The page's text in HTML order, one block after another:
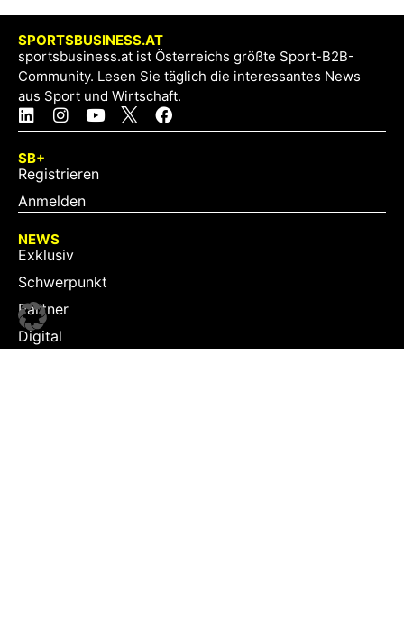
SPORTSBUSINESS.AT
sportsbusiness.at ist Österreichs größte Sport-B2B-
Community. Lesen Sie täglich die interessantes News
aus Sport und Wirtschaft.
SB+
Registrieren
Anmelden
NEWS
Exklusiv
Schwerpunkt
Partner
Digital